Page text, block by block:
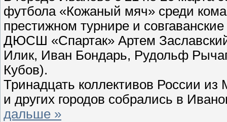
футбола «Кожаный мяч» среди
престижном турнире и
ДЮСШ «Спартак» Артем
Илик, Иван Бондарь, Рудольф
Кубов).
Тринадцать коллективов России
и других городов собрались в
дальше »